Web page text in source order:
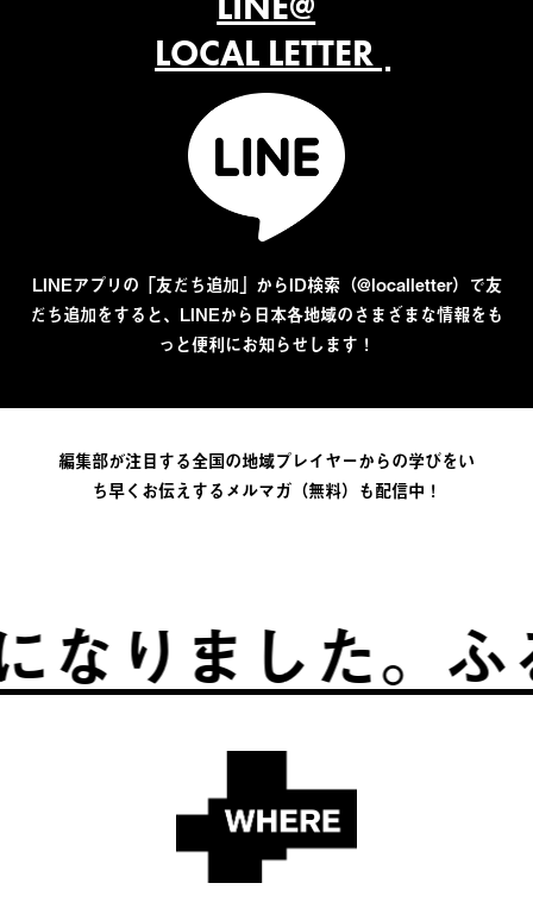
LOCAL LETTER
LINEアプリの「友だち追加」からID検索（@localletter）で友
だち追加をすると、LINEから日本各地域のさまざまな情報をも
っと便利にお知らせします！
編集部が注目する全国の地域プレイヤーからの学びをい
ち早くお伝えするメルマガ（無料）も配信中！
した。 ふるさ